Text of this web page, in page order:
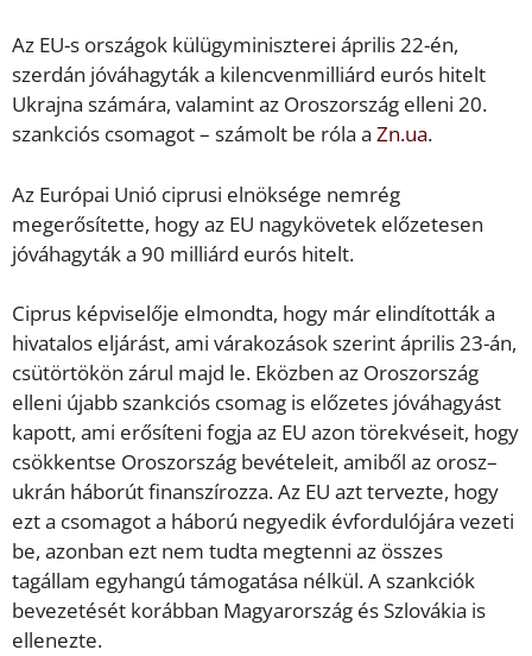
Az EU-s országok külügyminiszterei április 22-én,
szerdán jóváhagyták a kilencvenmilliárd eurós hitelt
Ukrajna számára, valamint az Oroszország elleni 20.
szankciós csomagot – számolt be róla a Zn.ua.
Az Európai Unió ciprusi elnöksége nemrég
megerősítette, hogy az EU nagykövetek előzetesen
jóváhagyták a 90 milliárd eurós hitelt.
Ciprus képviselője elmondta, hogy már elindították a
hivatalos eljárást, ami várakozások szerint április 23-án,
csütörtökön zárul majd le. Eközben az Oroszország
elleni újabb szankciós csomag is előzetes jóváhagyást
kapott, ami erősíteni fogja az EU azon törekvéseit, hogy
csökkentse Oroszország bevételeit, amiből az orosz–
ukrán háborút finanszírozza. Az EU azt tervezte, hogy
ezt a csomagot a háború negyedik évfordulójára vezeti
be, azonban ezt nem tudta megtenni az összes
tagállam egyhangú támogatása nélkül. A szankciók
bevezetését korábban Magyarország és Szlovákia is
ellenezte.